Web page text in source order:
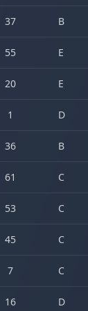
37 B
55 E
20 E
1 D
36 B
61 C
53 C
45 C
7 C
16 D